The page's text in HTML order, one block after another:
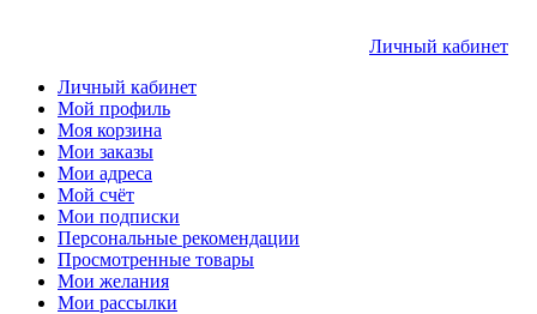
Личный кабинет
Личный кабинет
Мой профиль
Моя корзина
Мои заказы
Мои адреса
Мой счёт
Мои подписки
Персональные рекомендации
Просмотренные товары
Мои желания
Мои рассылки